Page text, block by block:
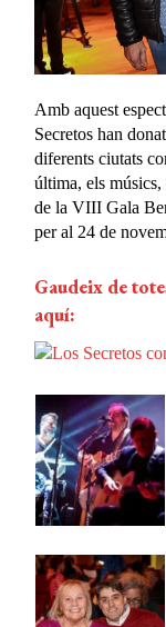
Amb aquest
Secretos han
diferents ciutats
última, els
de la VIII Gala
per al 24 de
Gaudeix de
aquí: